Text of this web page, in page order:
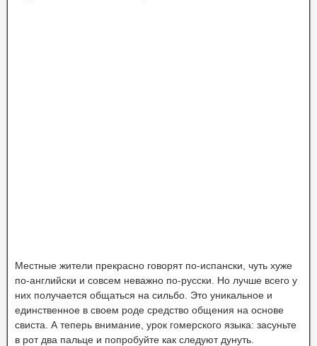
Местные жители прекрасно говорят по-испански, чуть хуже
по-английски и совсем неважно по-русски. Но лучше всего у
них получается общаться на сильбо. Это уникальное и
единственное в своем роде средство общения на основе
свиста. А теперь внимание, урок гомерского языка: засуньте
в рот два пальце и попробуйте как следуют дунуть.